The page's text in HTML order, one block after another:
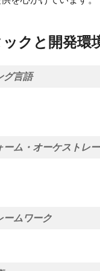
クと開発環
グ言語
ーム・オーケストレ
ームワーク